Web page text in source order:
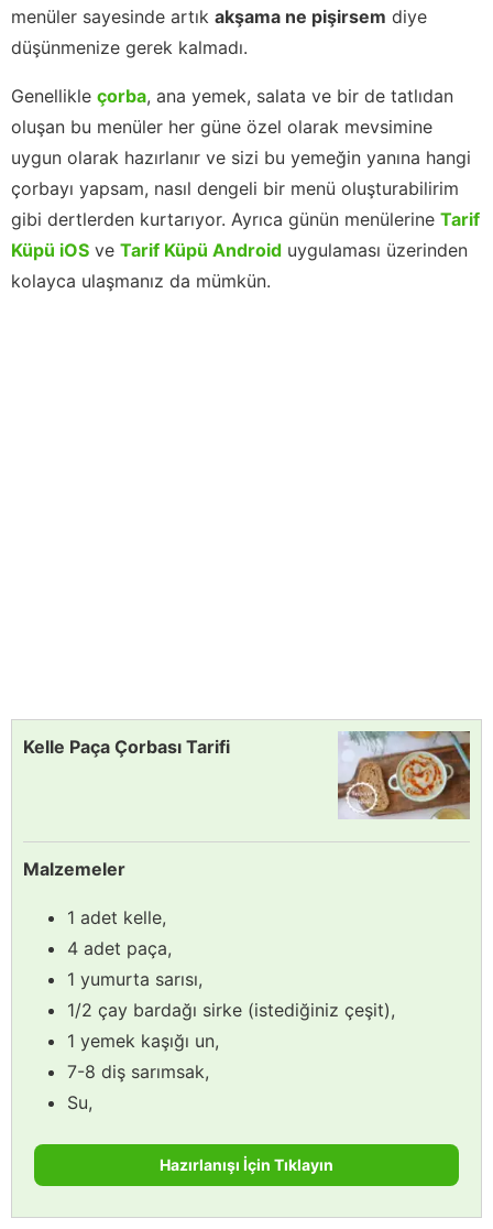
menüler sayesinde artık akşama ne pişirsem diye
düşünmenize gerek kalmadı.
Genellikle çorba, ana yemek, salata ve bir de tatlıdan
oluşan bu menüler her güne özel olarak mevsimine
uygun olarak hazırlanır ve sizi bu yemeğin yanına hangi
çorbayı yapsam, nasıl dengeli bir menü oluşturabilirim
gibi dertlerden kurtarıyor. Ayrıca günün menülerine Tarif
Küpü iOS ve Tarif Küpü Android uygulaması üzerinden
kolayca ulaşmanız da mümkün.
Kelle Paça Çorbası Tarifi
Malzemeler
1 adet kelle,
4 adet paça,
1 yumurta sarısı,
1/2 çay bardağı sirke (istediğiniz çeşit),
1 yemek kaşığı un,
7-8 diş sarımsak,
Su,
Hazırlanışı İçin Tıklayın